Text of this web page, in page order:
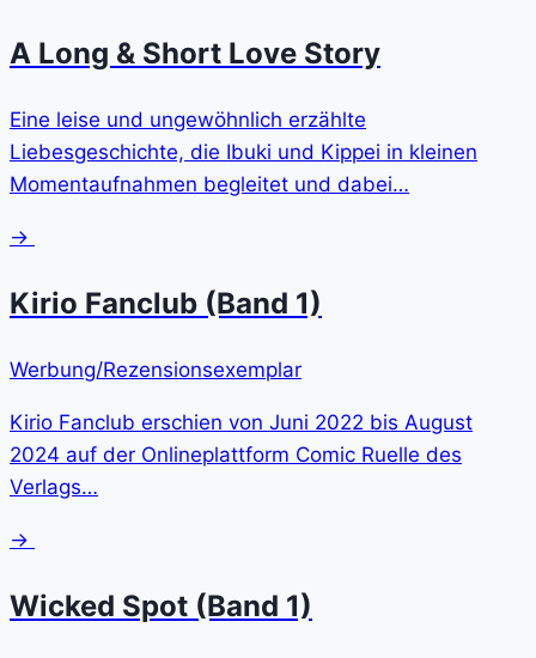
A Long & Short Love Story
Eine leise und ungewöhnlich erzählte
Liebesgeschichte, die Ibuki und Kippei in kleinen
Momentaufnahmen begleitet und dabei…
→
Kirio Fanclub (Band 1)
Werbung/Rezensionsexemplar
Kirio Fanclub erschien von Juni 2022 bis August
2024 auf der Onlineplattform Comic Ruelle des
Verlags…
→
Wicked Spot (Band 1)